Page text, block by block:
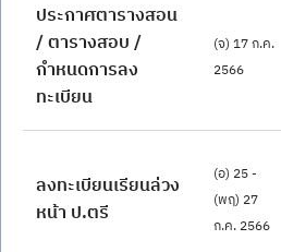
ประกาศตารางสอน
/ ตารางสอบ /
กำหนดการลง
ทะเบียน
(จ) 17 ก.ค.
2566
ลงทะเบียนเรียนล่วง
หน้า ป.ตรี
(อ) 25 -
(พฤ) 27
ก.ค. 2566